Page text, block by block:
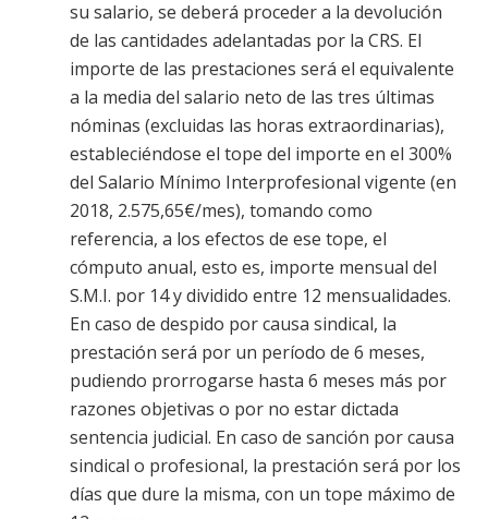
su salario, se deberá proceder a la devolución
de las cantidades adelantadas por la CRS. El
importe de las prestaciones será el equivalente
a la media del salario neto de las tres últimas
nóminas (excluidas las horas extraordinarias),
estableciéndose el tope del importe en el 300%
del Salario Mínimo Interprofesional vigente (en
2018, 2.575,65€/mes), tomando como
referencia, a los efectos de ese tope, el
cómputo anual, esto es, importe mensual del
S.M.I. por 14 y dividido entre 12 mensualidades.
En caso de despido por causa sindical, la
prestación será por un período de 6 meses,
pudiendo prorrogarse hasta 6 meses más por
razones objetivas o por no estar dictada
sentencia judicial. En caso de sanción por causa
sindical o profesional, la prestación será por los
días que dure la misma, con un tope máximo de